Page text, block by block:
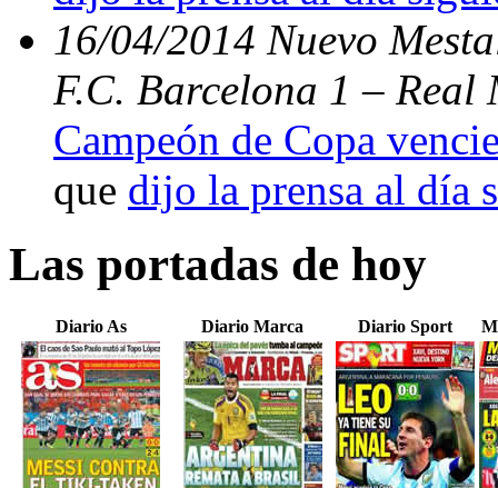
16/04/2014 Nuevo
F.C. Barcelona 1 –
Campeón de Copa
que dijo la prensa al día
Las portadas de hoy
Diario As Diario Marca Diario Sport